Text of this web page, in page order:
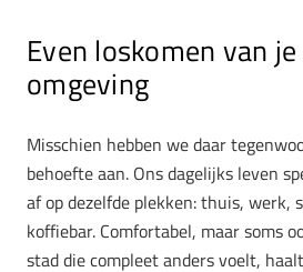
Even loskomen van
omgeving
Misschien hebben we daar
behoefte aan. Ons dagelijks leven
af op dezelfde plekken: thuis, werk,
koffiebar. Comfortabel, maar soms
stad die compleet anders voelt,